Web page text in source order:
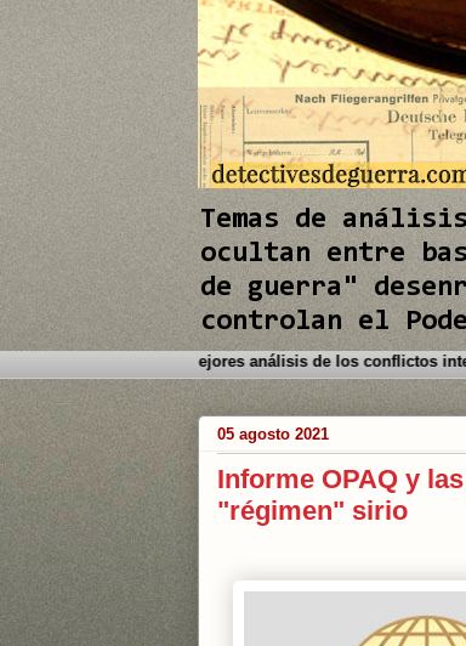
Temas de
ocultan entre
de guerra"
controlan el
a este Blog. Detectives de Guerra le brinda los mejores
05 agosto 2021
Informe OPAQ y
"régimen" sirio
I